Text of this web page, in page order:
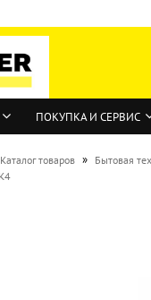
ПОКУПКА И СЕРВИС
Каталог товаров » Бытовая